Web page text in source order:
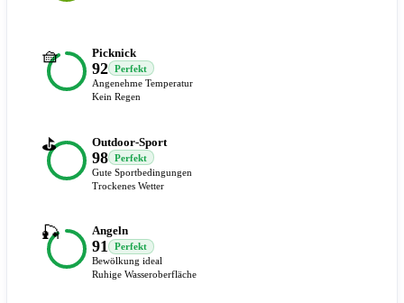
🧺 Picknick
92
Perfekt
Angenehme Temperatur
Kein Regen
⛳ Outdoor-Sport
98
Perfekt
Gute Sportbedingungen
Trockenes Wetter
🎣 Angeln
91
Perfekt
Bewölkung ideal
Ruhige Wasseroberfläche